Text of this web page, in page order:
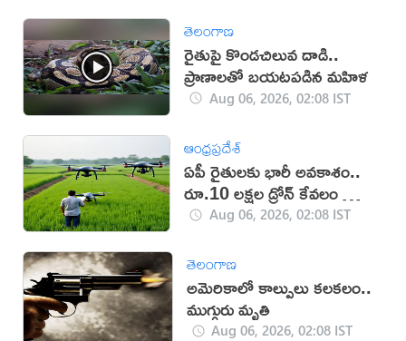
తెలంగాణ
రైతుపై కొండచిలువ దాడి..
ప్రాణాలతో బయటపడిన మహిళ
Aug 06, 2026, 02:08 IST
ఆంధ్రప్రదేశ్
ఏపీ రైతులకు భారీ అవకాశం..
రూ.10 లక్షల డ్రోన్ కేవలం రూ.2
లక్షలకే!Aug 06, 2026, 02:08 IST
తెలంగాణ
అమెరికాలో కాల్పులు కలకలం..
ముగ్గురు మృతి
Aug 06, 2026, 02:08 IST